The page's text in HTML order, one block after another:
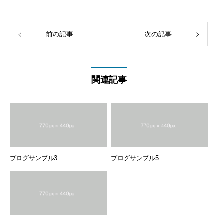
前の記事 次の記事
関連記事
ブログサンプル3 ブログサンプル5